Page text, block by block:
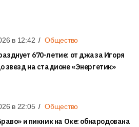
в 12:42 Общество
670-летие: от джаза Игоря
звезд на стадионе «Энергетик»
в 22:05 Общество
и пикник на Оке: обнародована